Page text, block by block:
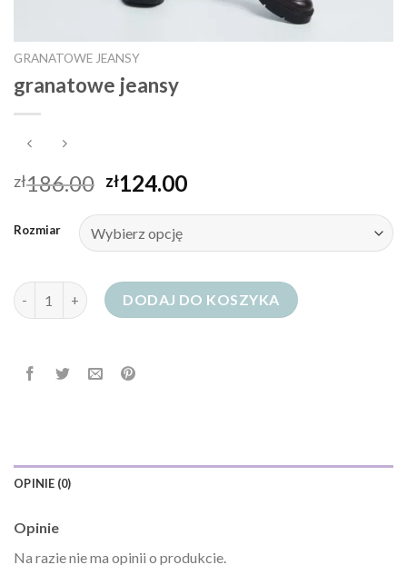
GRANATOWE JEANSY
granatowe jeansy
zł186.00 zł124.00
Rozmiar
ilość granatowe jeansyDODAJ DO KOSZYKA
OPINIE (0)
Opinie
Na razie nie ma opinii o produkcie.